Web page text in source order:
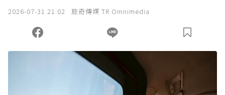
您當前剩餘 U 利點數：0點；前往 購買點數
2026-07-31 21:02 旅奇傳媒 TR Omnimedia